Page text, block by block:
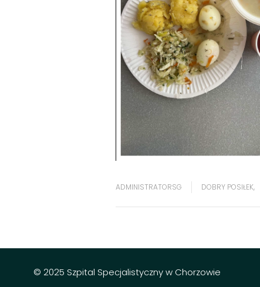
ADMINISTRATORSG DOBRY POSIŁEK,
© 2025 Szpital Specjalistyczny w Chorzowie